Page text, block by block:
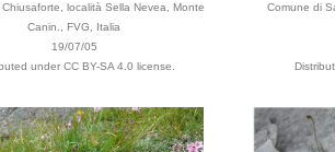
località Sella Nevea, Monte
Canin., FVG, Italia
19/07/05
under CC BY-SA 4.0 license.
Comune di